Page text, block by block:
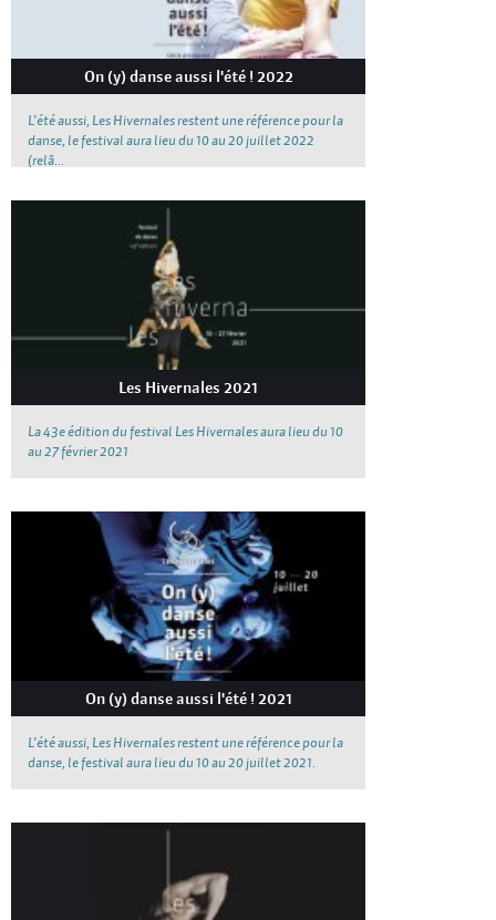
On (y) danse aussi l'été ! 2022
L’été aussi, Les Hivernales restent une référence pour la
danse, le festival aura lieu du 10 au 20 juillet 2022
(relâ...
Les Hivernales 2021
La 43e édition du festival Les Hivernales aura lieu du 10
au 27 février 2021
On (y) danse aussi l'été ! 2021
L’été aussi, Les Hivernales restent une référence pour la
danse, le festival aura lieu du 10 au 20 juillet 2021.